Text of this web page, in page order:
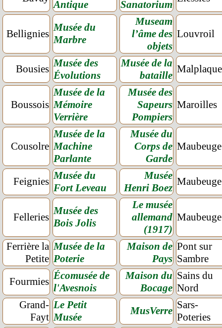
Antique
Sanatorium
Bellignies
Musée du
Marbre
Museam
l’âme des
objets
Louvroil
Bousies Musée des
Évolutions
Musée de la
bataille
Boussois
Musée de la
Mémoire
Verrière
Musée des
Sapeurs
Pompiers
Maroilles
Cousolre
Musée de la
Machine
Parlante
Musée du
Corps de
Garde
Maubeuge
Feignies Musée du
Fort Leveau
Musée
Henri Boez
Maubeuge
Felleries
Musée des
Bois Jolis
Le musée
allemand
(1917)
Maubeuge
Ferrière la
Petite
Musée de la
Poterie
Maison de
Pays
Pont sur
Sambre
Fourmies Écomusée de
l'Avesnois
Maison du
Bocage
Sains du
Nord
Grand-
Fayt
Le Petit
Musée
MusVerre Sars-
Poteries